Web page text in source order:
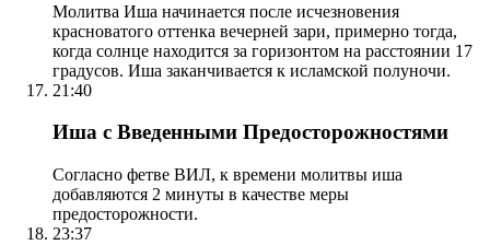
Молитва Иша начинается после исчезновения
красноватого оттенка вечерней зари, примерно тогда,
когда солнце находится за горизонтом на расстоянии 17
градусов. Иша заканчивается к исламской полуночи.
21:40
Иша с Введенными Предосторожностями
Согласно фетве ВИЛ, к времени молитвы иша
добавляются 2 минуты в качестве меры
предосторожности.
23:37